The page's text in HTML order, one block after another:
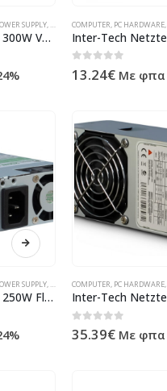
SUPPLY, ΠΡΟΪΌΝΤΑ ΠΛΗΡΟΦΟΡΙΚΉΣ -
Inter-Tech Netzteil 300W VP-M300 SFX 88882015
COMPUTER, PC HARDWARE,
0 out of 5
13.24€ Με φπα
SUPPLY, ΠΡΟΪΌΝΤΑ ΠΛΗΡΟΦΟΡΙΚΉΣ -
Inter-Tech Netzteil 250W Flex ATX AP-MFATX25P8 80+ 88882139
COMPUTER, PC HARDWARE,
0out of 5
35.39€ Με φπα